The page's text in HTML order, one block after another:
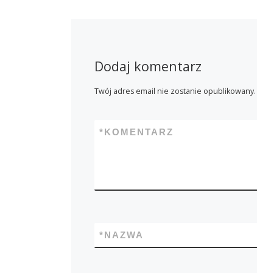
Dodaj komentarz
Twój adres email nie zostanie opublikowany.
KOMENTARZ
*
NAZWA
*